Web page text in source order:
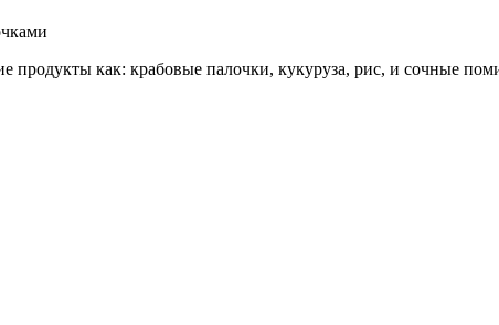
продукты как: крабовые палочки, кукуруза, рис, и сочные